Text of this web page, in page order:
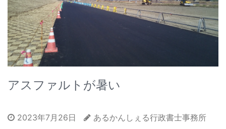
アスファルトが暑い
2023年7月26日
あるかんしぇる行政書士事務所